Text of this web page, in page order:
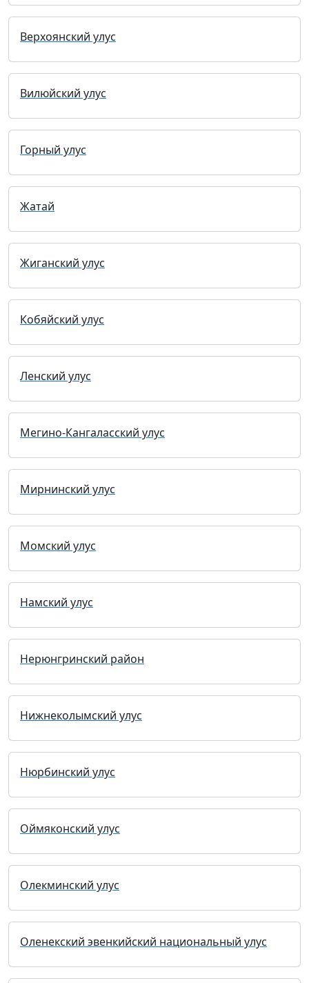
Верхоянский улус
Вилюйский улус
Горный улус
Жатай
Жиганский улус
Кобяйский улус
Ленский улус
Мегино-Кангаласский улус
Мирнинский улус
Момский улус
Намский улус
Нерюнгринский район
Нижнеколымский улус
Нюрбинский улус
Оймяконский улус
Олекминский улус
Оленекский эвенкийский национальный улус